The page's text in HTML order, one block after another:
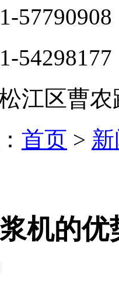
57790908
54298177
江区曹农
首页 >
机的